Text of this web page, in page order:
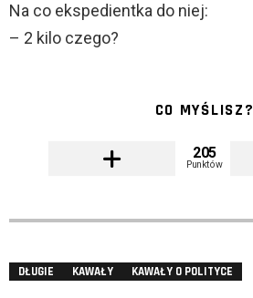
Na co ekspedientka do niej:
– 2 kilo czego?
CO MYŚLISZ?
205
Punktów
DŁUGIE KAWAŁY KAWAŁY O POLITYCE